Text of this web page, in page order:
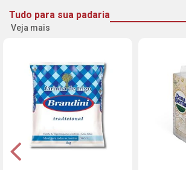
Tudo para sua padaria
Veja mais